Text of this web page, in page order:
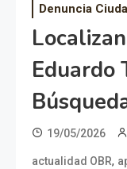
Denuncia
Eduardo
19/05/2026
actualidad OBR,